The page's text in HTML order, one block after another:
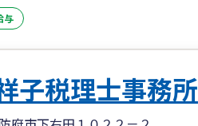
与
子税理士事務所